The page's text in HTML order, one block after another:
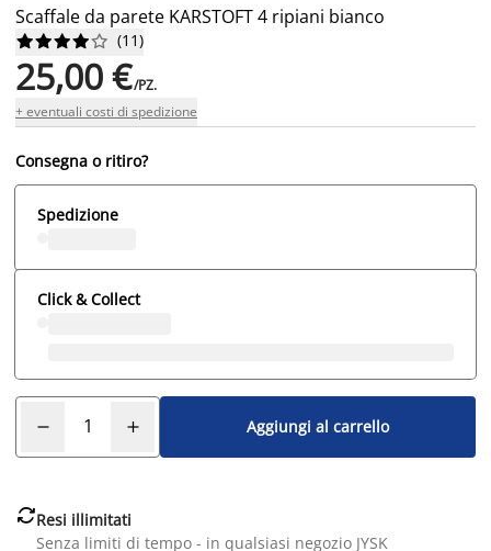
Scaffale da parete KARSTOFT 4 ripiani bianco





 (11)
25,00 €/PZ.
+ eventuali costi di spedizione
Consegna o ritiro?
Spedizione
Click & Collect
Aggiungi al carrello
Resi illimitati
Senza limiti di tempo - in qualsiasi negozio JYSK